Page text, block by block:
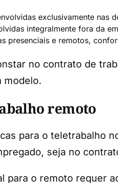
exclusivamente nas
integralmente fora da
presenciais e remotos,
no contrato de
modelo.
remoto
para o teletrabalho
seja no
para o remoto requer